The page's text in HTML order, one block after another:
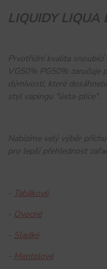
LIQUIDY LIQUA
Prvotřídní kvalita
VG50% PG50% zaručuje
dýmivosti, které
styl vapingu "ústa-plíce".
Nabízíme velý výběr
pro lepší přehlednost
Tabákové
Ovocné
Sladké
Mentolové